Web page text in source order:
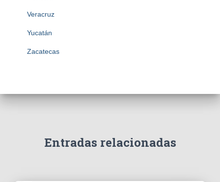
Veracruz
Yucatán
Zacatecas
Entradas relacionadas